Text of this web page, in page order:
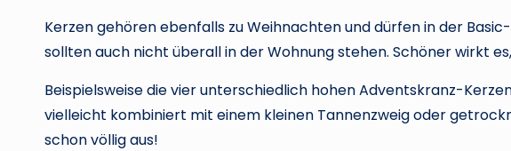
Kerzen gehören ebenfalls zu Weihnachten und dürfen in der
sollten auch nicht überall in der Wohnung stehen. Schöner wirkt
Beispielsweise die vier unterschiedlich hohen Adventskranz-
vielleicht kombiniert mit einem kleinen Tannenzweig oder
schon völlig aus!